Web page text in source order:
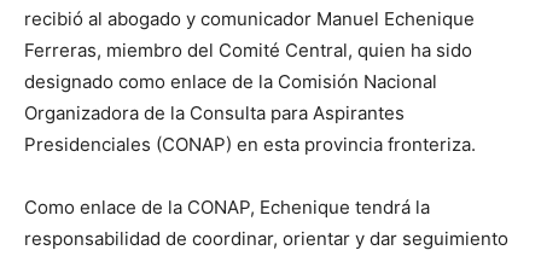
recibió al abogado y comunicador Manuel Echenique
Ferreras, miembro del Comité Central, quien ha sido
designado como enlace de la Comisión Nacional
Organizadora de la Consulta para Aspirantes
Presidenciales (CONAP) en esta provincia fronteriza.
Como enlace de la CONAP, Echenique tendrá la
responsabilidad de coordinar, orientar y dar seguimiento